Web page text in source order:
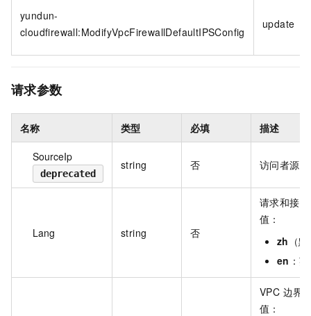
yundun-
cloudfirewall:ModifyVpcFirewallDefaultIPSConfig
update
请求参数
名称 类型 必填 描述
SourceIp
deprecated
string 否 访问者源
Lang string 否
请求和接
值：
zh （
en ：
VPC 边界
值：